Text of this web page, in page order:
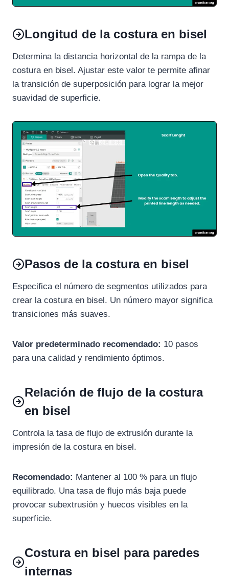
Longitud de la costura en bisel
Determina la distancia horizontal de la rampa de la
costura en bisel. Ajustar este valor te permite afinar
la transición de superposición para lograr la mejor
suavidad de superficie.
Pasos de la costura en bisel
Especifica el número de segmentos utilizados para
crear la costura en bisel. Un número mayor significa
transiciones más suaves.
Valor predeterminado recomendado: 10 pasos
para una calidad y rendimiento óptimos.
Relación de flujo de la costura
en bisel
Controla la tasa de flujo de extrusión durante la
impresión de la costura en bisel.
Recomendado: Mantener al 100 % para un flujo
equilibrado. Una tasa de flujo más baja puede
provocar subextrusión y huecos visibles en la
superficie.
Costura en bisel para paredes
internas